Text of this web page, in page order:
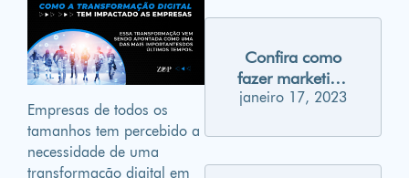
Empresas de todos os
tamanhos tem percebido a
necessidade de uma
transformação digital em
sociais
Confira como
fazer marketing
para Millennials
janeiro 17, 2023